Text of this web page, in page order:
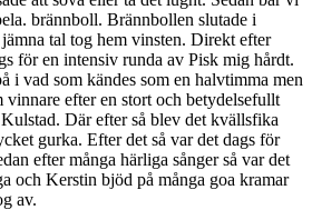
brännboll. Brännbollen slutade i
tal tog hem vinsten. Direkt efter
för en intensiv runda av Pisk mig hårdt.
i vad som kändes som en halvtimma men
vinnare efter en stort och betydelsefullt
Där efter så blev det kvällsfika
gurka. Efter det så var det dags för
efter många härliga sånger så var det
och Kerstin bjöd på många goa kramar
av.